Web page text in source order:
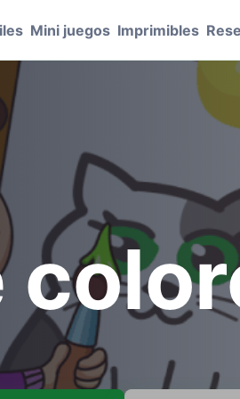
Mini juegos Imprimibles